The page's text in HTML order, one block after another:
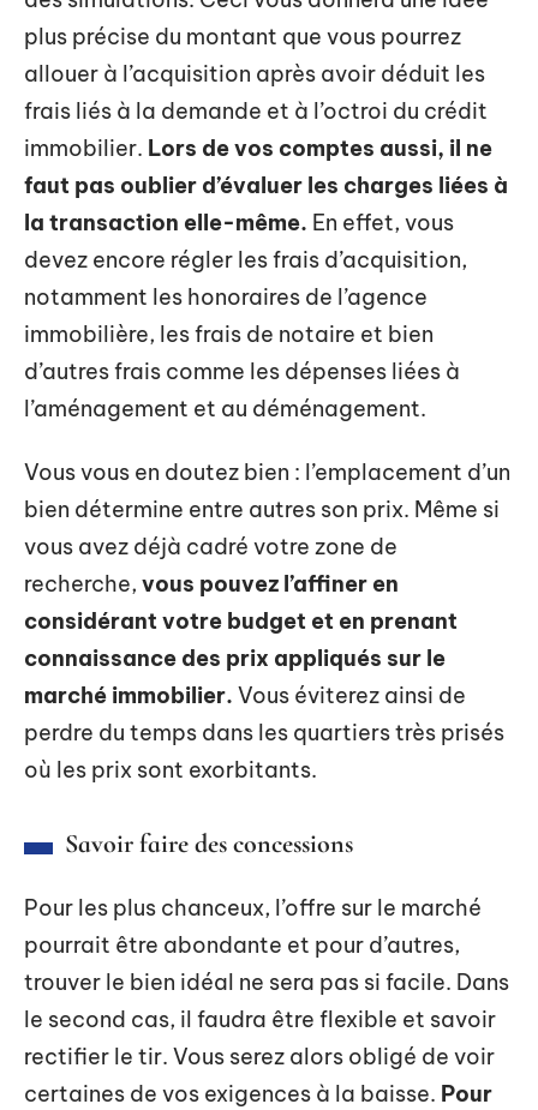
plus précise du montant que vous pourrez
allouer à l’acquisition après avoir déduit les
frais liés à la demande et à l’octroi du crédit
immobilier. Lors de vos comptes aussi, il ne
faut pas oublier d’évaluer les charges liées à
la transaction elle-même. En effet, vous
devez encore régler les frais d’acquisition,
notamment les honoraires de l’agence
immobilière, les frais de notaire et bien
d’autres frais comme les dépenses liées à
l’aménagement et au déménagement.
Vous vous en doutez bien : l’emplacement d’un
bien détermine entre autres son prix. Même si
vous avez déjà cadré votre zone de
recherche, vous pouvez l’affiner en
considérant votre budget et en prenant
connaissance des prix appliqués sur le
marché immobilier. Vous éviterez ainsi de
perdre du temps dans les quartiers très prisés
où les prix sont exorbitants.
Savoir faire des concessions
Pour les plus chanceux, l’offre sur le marché
pourrait être abondante et pour d’autres,
trouver le bien idéal ne sera pas si facile. Dans
le second cas, il faudra être flexible et savoir
rectifier le tir. Vous serez alors obligé de voir
certaines de vos exigences à la baisse. Pour